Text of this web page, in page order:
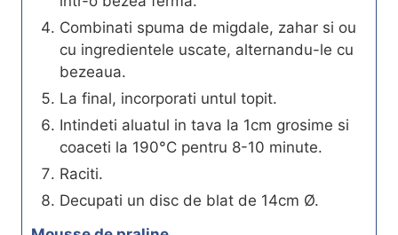
Combinati spuma de migdale, zahar si ou
cu ingredientele uscate, alternandu-le cu
bezeaua.
La final, incorporati untul topit.
Intindeti aluatul in tava la 1cm grosime si
coaceti la 190°C pentru 8-10 minute.
Raciti.
Decupati un disc de blat de 14cm Ø.